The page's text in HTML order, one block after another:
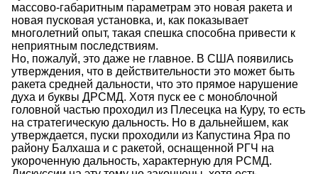
массово-габаритным параметрам это новая ракета и
новая пусковая установка, и, как показывает
многолетний опыт, такая спешка способна привести к
неприятным последствиям.
Но, пожалуй, это даже не главное. В США появились
утверждения, что в действительности это может быть
ракета средней дальности, что это прямое нарушение
духа и буквы ДРСМД. Хотя пуск ее с моноблочной
головной частью проходил из Плесецка на Куру, то есть
на стратегическую дальность. Но в дальнейшем, как
утверждается, пуски проходили из Капустина Яра по
району Балхаша и с ракетой, оснащенной РГЧ на
укороченную дальность, характерную для РСМД.